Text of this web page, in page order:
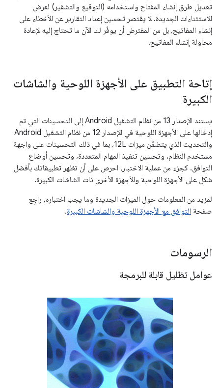
تعديل طرق إنشاء المفتاح واستخدامه (التوقيع والتشفير) لعرض
الاستثناءات الجديدة. لا يقتصر تحسين إعداد التقارير عن الأخطاء على
إنشاء المفاتيح، بل من المفترض أن يوفّر لك الآن ما تحتاج إليه لإعادة
محاولة إنشاء المفاتيح.
إتاحة التطبيق على الأجهزة اللوحية والشاشات
الكبيرة
يستند الإصدار 13 من نظام التشغيل Android إلى التحسينات التي تم
إدخالها على الأجهزة اللوحية في الإصدار 12 من نظام التشغيل Android
والتحديث الذي يتضمّن ميزات 12L، بما في ذلك التحسينات على واجهة
مستخدم النظام، وتحسين تنفيذ المهام المتعددة، وتحسين أوضاع
التوافق. كجزء من عملية الاختبار، احرص على أن تظهر تطبيقاتك بأفضل
شكل على الأجهزة اللوحية والأجهزة الأخرى ذات الشاشات الكبيرة.
لمزيد من المعلومات حول الميزات الجديدة وما يجب اختباره، راجِع
صفحة التوافق مع الأجهزة اللوحية والشاشات الكبيرة.
الرسومات
عوامل تظليل قابلة للبرمجة